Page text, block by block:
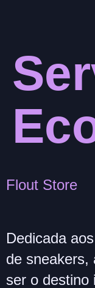
Flout Store
Dedicada
de sneakers,
ser o destino